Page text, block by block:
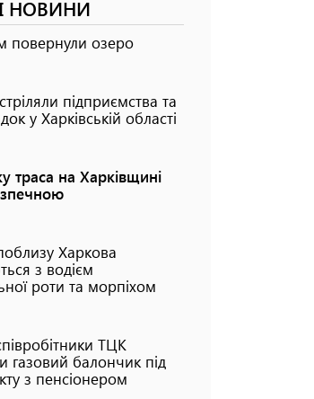
НОВИНИ
повернули озеро
підприємства та
у Харківській області
траса на Харківщині
Харкова
з водієм
роти та морпіхом
ТЦК
газовий балончик під
з пенсіонером